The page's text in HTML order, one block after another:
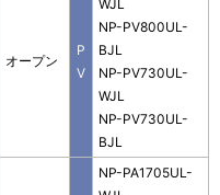
オープン
P
V
WJL
NP-PV800UL-
BJL
NP-PV730UL-
WJL
NP-PV730UL-
BJL
NP-PA1705UL-